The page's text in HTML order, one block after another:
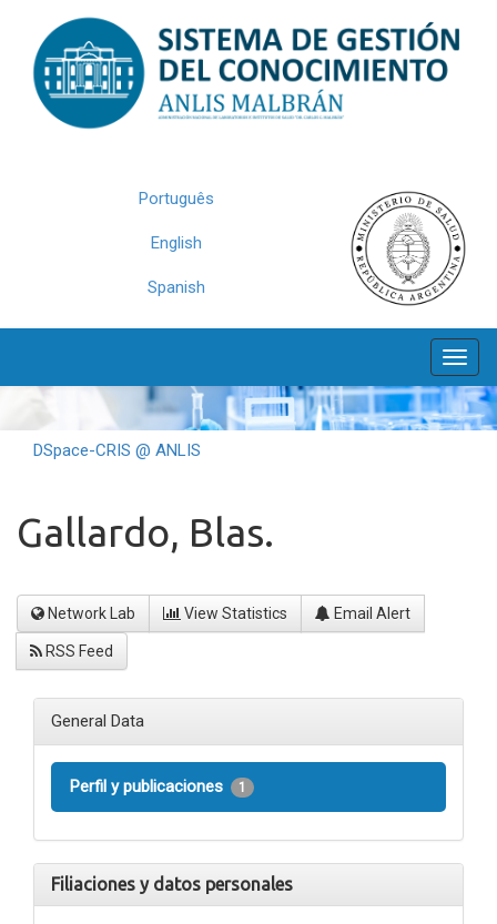
navigation
Português
English
Spanish
DSpace-CRIS @ ANLIS
Gallardo, Blas.
Network Lab View Statistics Email Alert
RSS Feed
General Data
Perfil y publicaciones 1
Filiaciones y datos personales